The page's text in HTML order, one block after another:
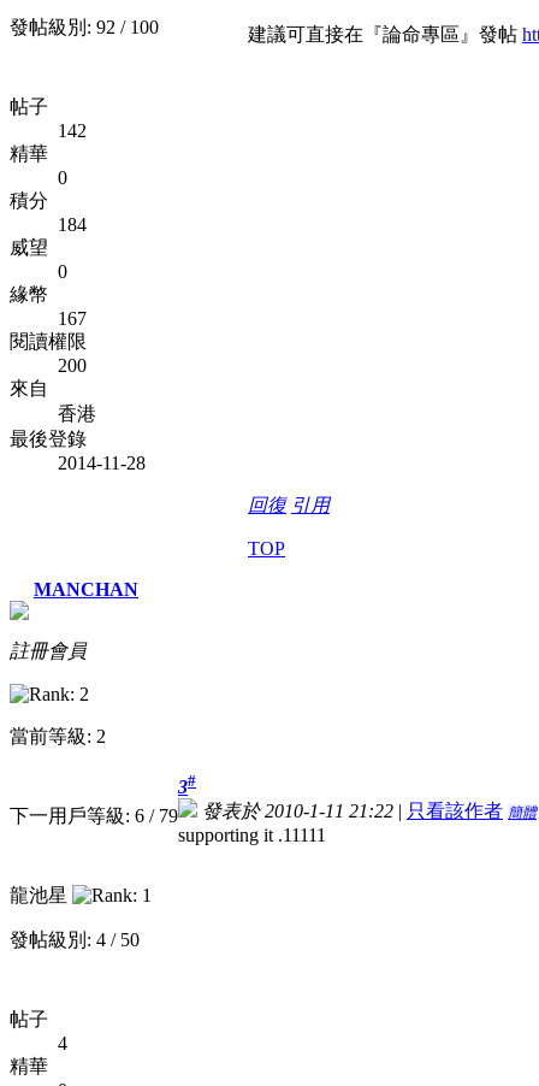
發帖級別: 92 / 100
帖子
142
精華
0
積分
184
威望
0
緣幣
167
閱讀權限
200
來自
香港
最後登錄
2014-11-28
建議可直接在『論命專區』發帖
回復 引用
TOP
MANCHAN
註冊會員
當前等級: 2
下一用戶等級: 6 / 79
龍池星
發帖級別: 4 / 50
帖子
4
精華
3#
發表於 2010-1-11 21:22 | 只看該作者 簡體
supporting it .11111